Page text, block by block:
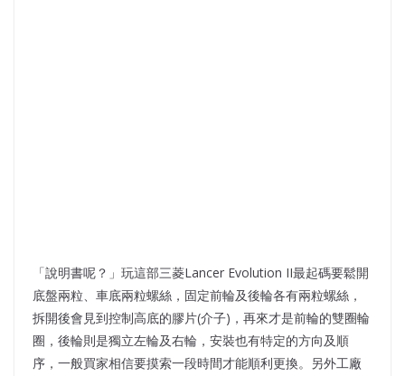
「說明書呢？」玩這部三菱Lancer Evolution II最起碼要鬆開
底盤兩粒、車底兩粒螺絲，固定前輪及後輪各有兩粒螺絲，
拆開後會見到控制高底的膠片(介子)，再來才是前輪的雙圈輪
圈，後輪則是獨立左輪及右輪，安裝也有特定的方向及順
序，一般買家相信要摸索一段時間才能順利更換。另外工廠